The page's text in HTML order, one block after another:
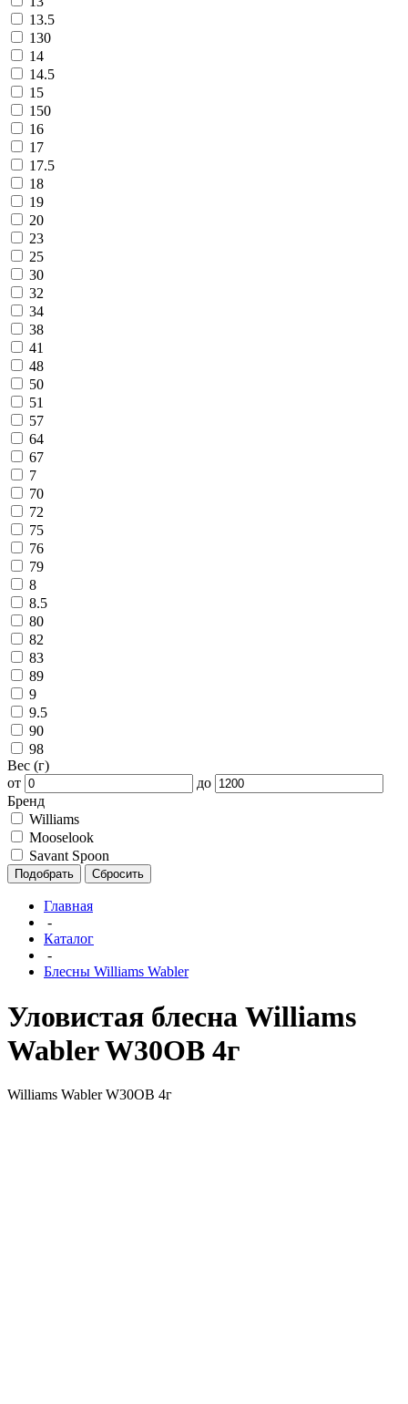
13.5
130
14
14.5
15
150
16
17
17.5
18
19
20
23
25
30
32
34
38
41
48
50
51
57
64
67
7
70
72
75
76
79
8
8.5
80
82
83
89
9
9.5
90
98
Вес (г)
от
до
Бренд
Williams
Mooselook
Savant Spoon
Подобрать Сбросить
Главная
-
Каталог
-
Блесны Williams Wabler
Уловистая блесна Williams
Wabler W30OB 4г
Williams Wabler W30OB 4г